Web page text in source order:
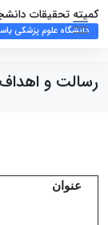
کمیته تحقیقات
دانشگاه علوم پزشکی
رسالت و اهداف
عنوان